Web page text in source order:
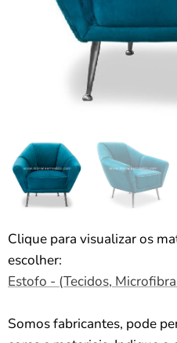
Clique para visualizar os
escolher:
Estofo - (Tecidos,
Somos fabricantes, pode